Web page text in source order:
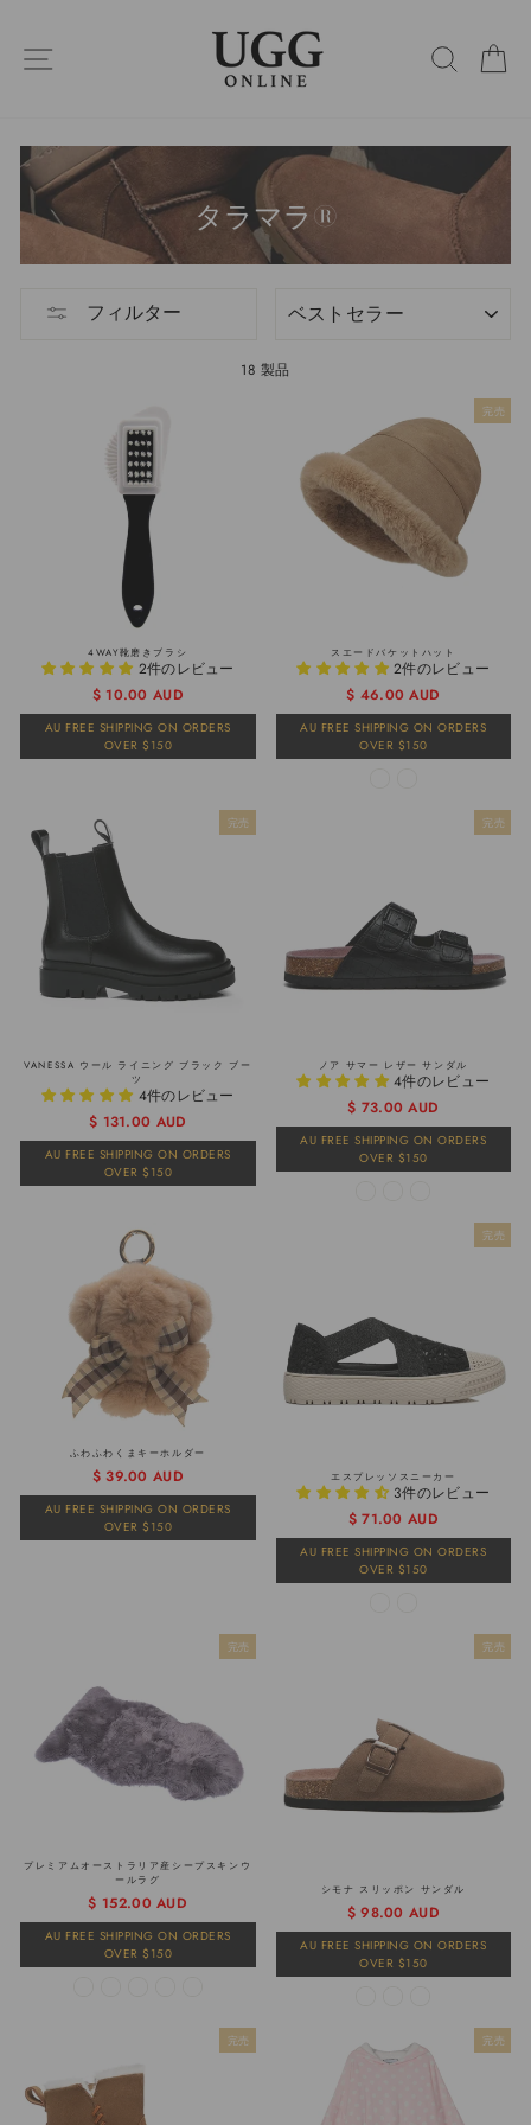
サイトナビゲーション 検索
タラマラ®
フィルター
別
18 製品
4WAY靴磨きブラシ
2件のレビュー
通
常
価
格
販
売
価
格
$ 10.00 AUD
AU FREE SHIPPING ON ORDERS
OVER $150
完売
スエードバケットハット
2件のレビュー
通
常
価
格
販
売
価
格
$ 46.00 AUD
AU FREE SHIPPING ON ORDERS
OVER $150
完売
VANESSA ウール ライニング ブラック ブー
ツ
4件のレビュー
通
常
価
格
販
売
価
格
$ 131.00 AUD
AU FREE SHIPPING ON ORDERS
OVER $150
完売
ノア サマー レザー サンダル
4件のレビュー
通
常
価
格
販
売
価
格
$ 73.00 AUD
AU FREE SHIPPING ON ORDERS
OVER $150
ふわふわくまキーホルダー
通
常
価
格
販
売
価
格
$ 39.00 AUD
AU FREE SHIPPING ON ORDERS
OVER $150
完売
エスプレッソスニーカー
3件のレビュー
通
常
価
格
販
売
価
格
$ 71.00 AUD
AU FREE SHIPPING ON ORDERS
OVER $150
完売
プレミアムオーストラリア産シープスキンウ
ールラグ
$ 152.00 AUD
AU FREE SHIPPING ON ORDERS
OVER $150
完売
シモナ スリッポン サンダル
通
常
価
格
販
売
価
格
$ 98.00 AUD
AU FREE SHIPPING ON ORDERS
OVER $150
完売 完売